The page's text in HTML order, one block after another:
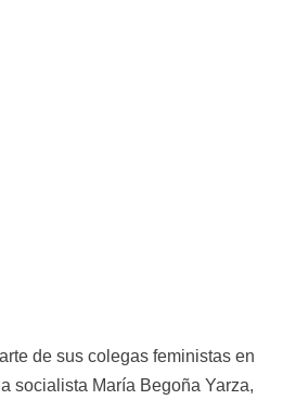
de sus colegas feministas en
socialista María Begoña Yarza,